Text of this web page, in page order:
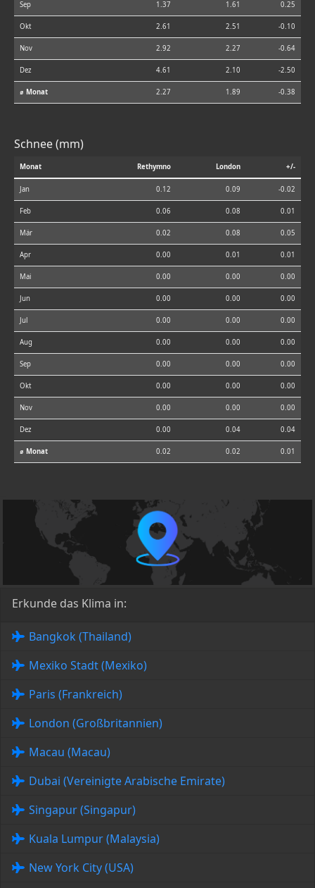
Sep 1.37 1.61 0.25
Okt 2.61 2.51 -0.10
Nov 2.92 2.27 -0.64
Dez 4.61 2.10 -2.50
⌀ Monat 2.27 1.89 -0.38
Schnee (mm)
Monat Rethymno London +/-
Jan 0.12 0.09 -0.02
Feb 0.06 0.08 0.01
Mär 0.02 0.08 0.05
Apr 0.00 0.01 0.01
Mai 0.00 0.00 0.00
Jun 0.00 0.00 0.00
Jul 0.00 0.00 0.00
Aug 0.00 0.00 0.00
Sep 0.00 0.00 0.00
Okt 0.00 0.00 0.00
Nov 0.00 0.00 0.00
Dez 0.00 0.04 0.04
⌀ Monat 0.02 0.02 0.01
Erkunde das Klima in:
Bangkok (Thailand)
Mexiko Stadt (Mexiko)
Paris (Frankreich)
London (Großbritannien)
Macau (Macau)
Dubai (Vereinigte Arabische Emirate)
Singapur (Singapur)
Kuala Lumpur (Malaysia)
New York City (USA)